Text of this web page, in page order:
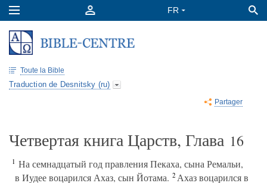
Toute la Bible
Traduction de Desnitsky (ru)
Partager
Четвертая книга Царств, Глава 16
1 На семнадцатый год правления Пекаха, сына Ремальи,
в Иудее воцарился Ахаз, сын Йотама. 2Ахаз воцарился в